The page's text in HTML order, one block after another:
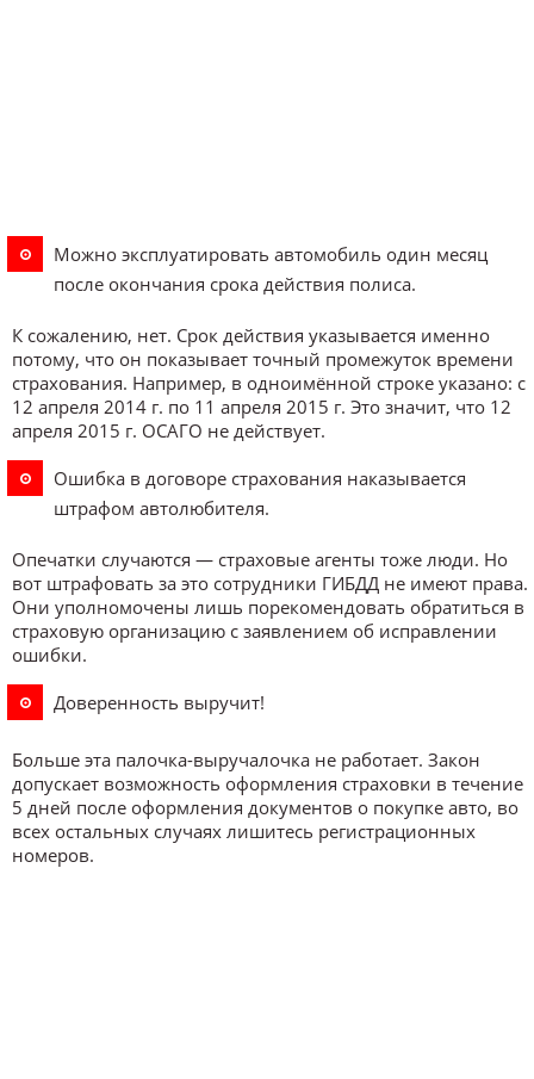
Можно эксплуатировать автомобиль один месяц
после окончания срока действия полиса.
К сожалению, нет. Срок действия указывается именно
потому, что он показывает точный промежуток времени
страхования. Например, в одноимённой строке указано: с
12 апреля 2014 г. по 11 апреля 2015 г. Это значит, что 12
апреля 2015 г. ОСАГО не действует.
Ошибка в договоре страхования наказывается
штрафом автолюбителя.
Опечатки случаются — страховые агенты тоже люди. Но
вот штрафовать за это сотрудники ГИБДД не имеют права.
Они уполномочены лишь порекомендовать обратиться в
страховую организацию с заявлением об исправлении
ошибки.
Доверенность выручит!
Больше эта палочка-выручалочка не работает. Закон
допускает возможность оформления страховки в течение
5 дней после оформления документов о покупке авто, во
всех остальных случаях лишитесь регистрационных
номеров.